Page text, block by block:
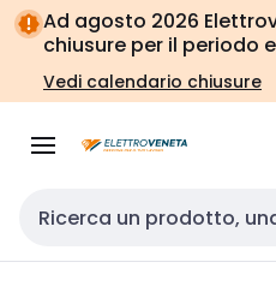
Vai alla
navigazione
Vai
alla
pagina
Ad agosto 2026
chiusure per il periodo
Vedi calendario chiusure
Cerca input